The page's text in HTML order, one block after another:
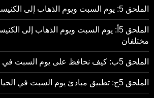
الملحق 5: يوم السبت ويوم الذهاب إلى الكنيسة، شيئان مختلفان
الملحق 5أ: يوم السبت ويوم الذهاب إلى
مختلفان
الملحق 5ب: كيف نحافظ على يوم السبت في العصر الحديث
الملحق 5ج: تطبيق مبادئ يوم السبت في الحياة اليومية